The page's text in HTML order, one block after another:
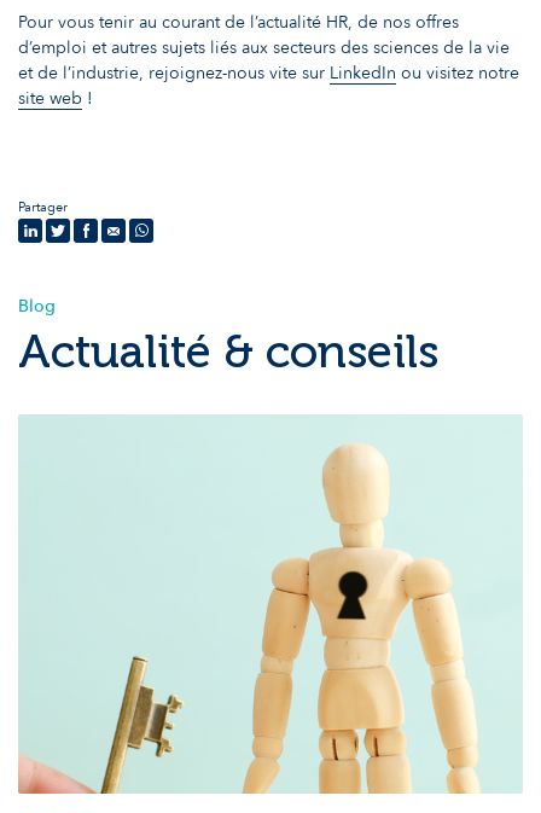
Pour vous tenir au courant de l’actualité HR, de nos offres
d’emploi et autres sujets liés aux secteurs des sciences de la vie
et de l’industrie, rejoignez-nous vite sur LinkedIn ou visitez notre
site web !
Partager
Blog
Actualité & conseils